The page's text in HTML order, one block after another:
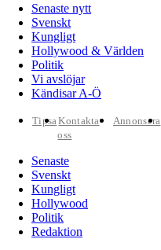
Senaste nytt
Svenskt
Kungligt
Hollywood & Världen
Politik
Vi avslöjar
Kändisar A-Ö
TipsaKontakta
oss
Annonsera
Senaste
Svenskt
Kungligt
Hollywood
Politik
Redaktion